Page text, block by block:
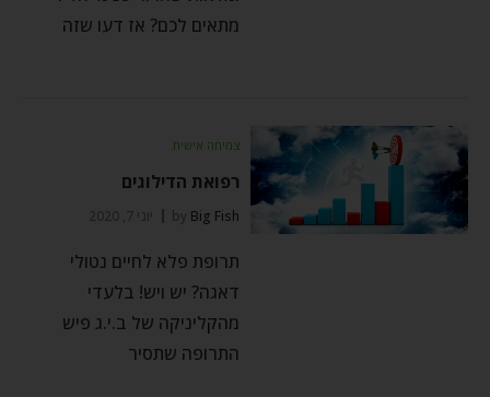
מתאים לכם? אז דעו שזה
צמיחה אישית
רפואת הדילוגים
by Big Fish יוני 7, 2020
תרופת פלא לחיים נטולי
דאגה? יש ויש! בלעדי
מהקליניקה של ב.י.ג פיש
התרופה שתסיר